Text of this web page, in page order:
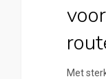
Met